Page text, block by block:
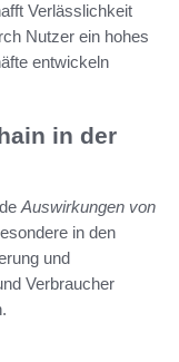
Verlässlichkeit
Nutzer ein hohes
entwickeln
in der
Auswirkungen von
in den
und
Verbraucher